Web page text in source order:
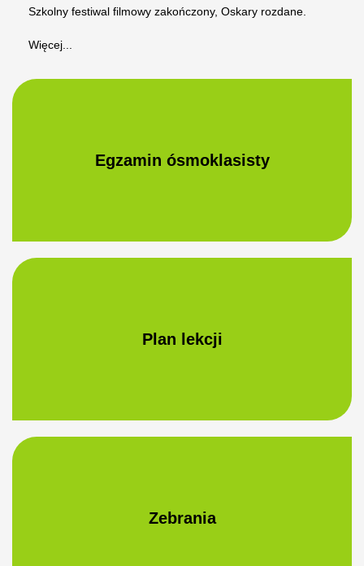
Szkolny festiwal filmowy zakończony, Oskary rozdane.
Więcej...
Egzamin ósmoklasisty
Plan lekcji
Zebrania